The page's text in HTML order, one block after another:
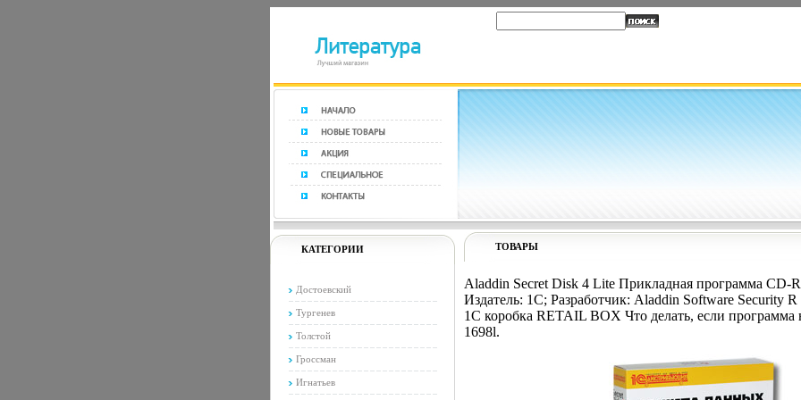
КАТЕГОРИИ
Достоевский
Тургенев
Толстой
Гроссман
Игнатьев
ТОВАРЫ
Aladdin Secret Disk 4 Lite Прикладная программа CD-
Издатель: 1С; Разработчик: Aladdin Software Security
1С коробка RETAIL BOX Что делать, если программа
1698l.